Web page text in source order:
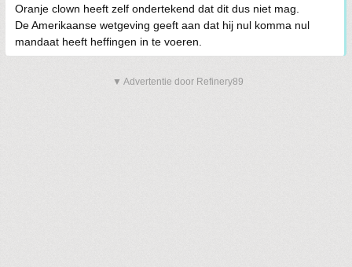
Oranje clown heeft zelf ondertekend dat dit dus niet mag.
De Amerikaanse wetgeving geeft aan dat hij nul komma nul
mandaat heeft heffingen in te voeren.
▼ Advertentie door Refinery89